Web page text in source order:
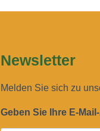
Newsletter
Melden Sie sich zu
Geben Sie Ihre E-